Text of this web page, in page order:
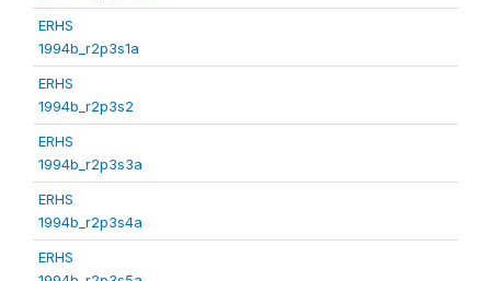
ERHS
1994b_r2p3s1a
ERHS
1994b_r2p3s2
ERHS
1994b_r2p3s3a
ERHS
1994b_r2p3s4a
ERHS